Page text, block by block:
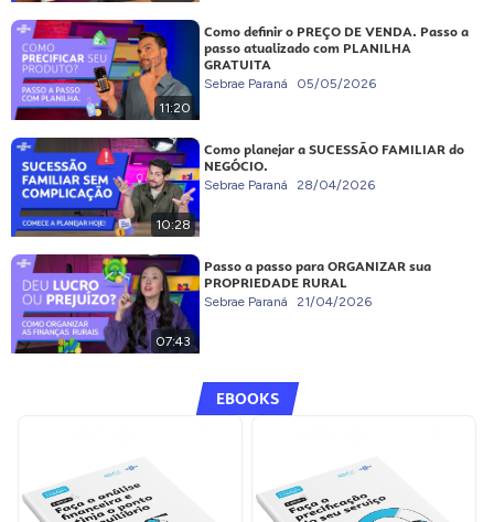
11:20
Como definir o PREÇO DE VENDA. Passo a
passo atualizado com PLANILHA
GRATUITA
Sebrae Paraná 05/05/2026
10:28
Como planejar a SUCESSÃO FAMILIAR do
NEGÓCIO.
Sebrae Paraná 28/04/2026
07:43
Passo a passo para ORGANIZAR sua
PROPRIEDADE RURAL
Sebrae Paraná 21/04/2026
EBOOKS